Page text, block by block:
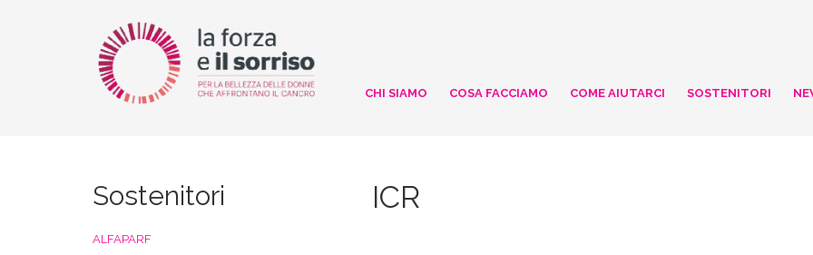
CHI SIAMO COSA FACCIAMO COME AIUTARCI SOSTENITORI
ICR
Sostenitori
ALFAPARF